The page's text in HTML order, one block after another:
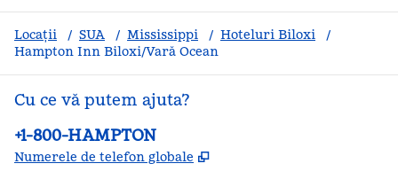
Locații / SUA / Mississippi / Hoteluri Biloxi
/
Hampton Inn Biloxi/Vară Ocean
Cu ce vă putem ajuta?
Telefon:
+1-800-HAMPTON
Numerele de telefon globale ,